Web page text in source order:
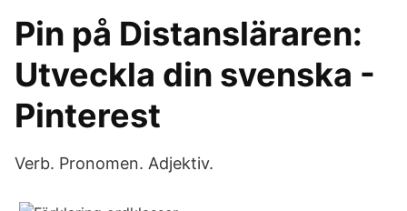
Pin på Distansläraren:
Utveckla din svenska -
Pinterest
Verb. Pronomen. Adjektiv.